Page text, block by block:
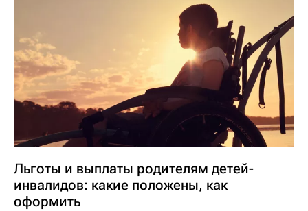
Льготы и выплаты родителям детей-
инвалидов: какие положены, как
оформить